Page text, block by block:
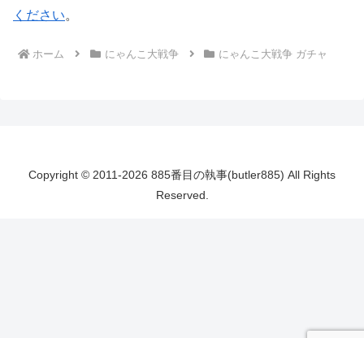
ください。
ホーム にゃんこ大戦争 にゃんこ大戦争 ガチャ
Copyright © 2011-2026 885番目の執事(butler885) All Rights
Reserved.